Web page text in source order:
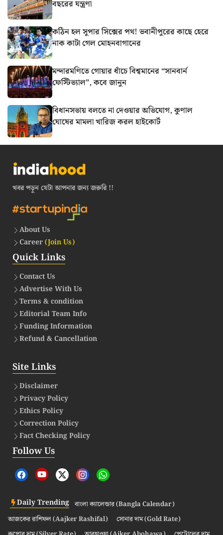
বছরের যন্ত্রণা
কঠিন হল সুপার সিক্সের পথ! ভবানীপুরের কাছে হেরে
নাক কাটা গেল মোহনবাগানের
মন্দারমণিতে গোয়ার ধাঁচে বিশ্বমানের “সানবার্ন
ফেস্টিভ্যাল”, কবে জানুন
বিধানসভায় বলতে না দেওয়ার অভিযোগ, কুণাল
ঘোষের মামলা খারিজ করল হাইকোর্ট
খবর পড়ুন যেটা আপনার জন্য জরুরি !!
About Us
Career(Join Us)
Quick Links
Contact Us
Advertise With Us
Terms & condition
Editorial Team Info
Funding Information
Refund & Cancellation
Site Links
Disclaimer
Privacy Policy
Ethics Policy
Correction Policy
Fact Checking Policy
Follow Us
Daily Trending বাংলা ক্যালেন্ডার (Bangla Calendar)
আজকের রাশিফল (Aajker Rashifal)
সোনার দাম (Gold Rate)